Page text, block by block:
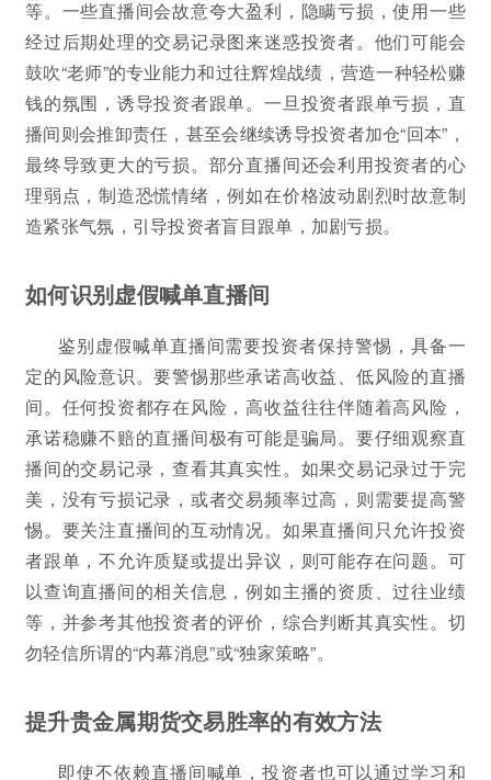
等。一些直播间会故意夸大盈利，隐瞒亏损，使用一些
经过后期处理的交易记录图来迷惑投资者。他们可能会
鼓吹“老师”的专业能力和过往辉煌战绩，营造一种轻松赚
钱的氛围，诱导投资者跟单。一旦投资者跟单亏损，直
播间则会推卸责任，甚至会继续诱导投资者加仓“回本”，
最终导致更大的亏损。部分直播间还会利用投资者的心
理弱点，制造恐慌情绪，例如在价格波动剧烈时故意制
造紧张气氛，引导投资者盲目跟单，加剧亏损。
如何识别虚假喊单直播间
鉴别虚假喊单直播间需要投资者保持警惕，具备一
定的风险意识。要警惕那些承诺高收益、低风险的直播
间。任何投资都存在风险，高收益往往伴随着高风险，
承诺稳赚不赔的直播间极有可能是骗局。要仔细观察直
播间的交易记录，查看其真实性。如果交易记录过于完
美，没有亏损记录，或者交易频率过高，则需要提高警
惕。要关注直播间的互动情况。如果直播间只允许投资
者跟单，不允许质疑或提出异议，则可能存在问题。可
以查询直播间的相关信息，例如主播的资质、过往业绩
等，并参考其他投资者的评价，综合判断其真实性。切
勿轻信所谓的“内幕消息”或“独家策略”。
提升贵金属期货交易胜率的有效方法
即使不依赖直播间喊单，投资者也可以通过学习和